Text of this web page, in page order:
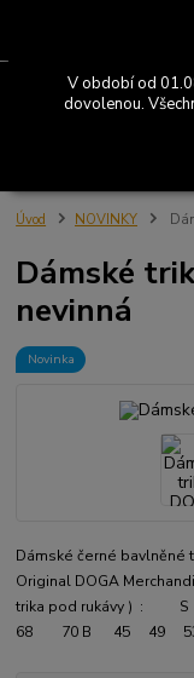
Úvod NOVINKY
Dámské
nevinná
Novinka
Dámské černé bavlněné
Original DOGA
trika pod rukávy
68 70 B 45 49
V období od
dovolenou.